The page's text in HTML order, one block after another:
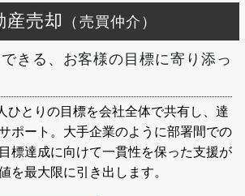
産売却 （売買仲介）
きる、お客様の目標に寄り添っ
ひとりの目標を会社全体で共有し、達
ポート。大手企業のように部署間での
標達成に向けて一貫性を保った支援が
を最大限に引き出します。